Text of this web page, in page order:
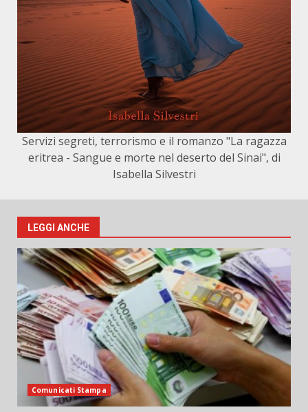
Servizi segreti, terrorismo e il romanzo "La ragazza
eritrea - Sangue e morte nel deserto del Sinai", di
Isabella Silvestri
LEGGI ANCHE
Comunicati Stampa